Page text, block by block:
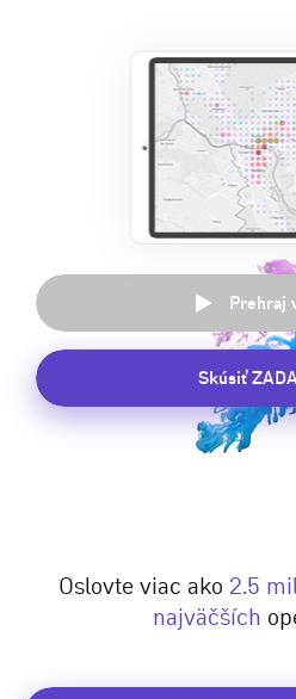
Prehraj
Skúsiť
Oslovte viac ako 2.5
najväčších